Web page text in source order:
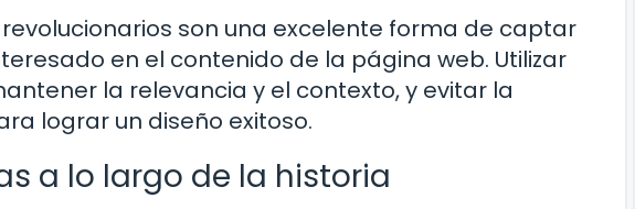
son una excelente forma de captar
en el contenido de la página web. Utilizar
la relevancia y el contexto, y evitar la
lograr un diseño exitoso.
a lo largo de la historia